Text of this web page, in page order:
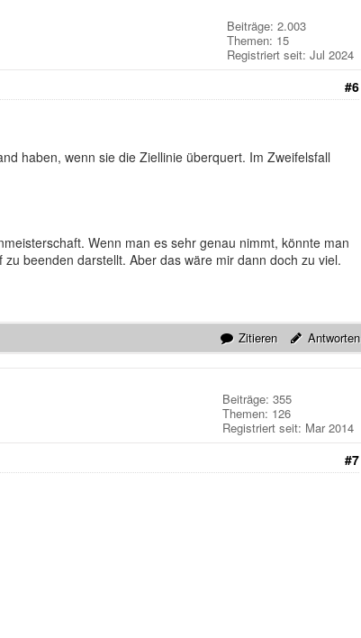
Beiträge: 2.003
Themen: 15
Registriert seit: Jul 2024
#6
haben, wenn sie die Ziellinie überquert. Im Zweifelsfall
Wenn man es sehr genau nimmt, könnte man
beenden darstellt. Aber das wäre mir dann doch zu viel.
Zitieren Antworten
Beiträge: 355
Themen: 126
Registriert seit: Mar 2014
#7